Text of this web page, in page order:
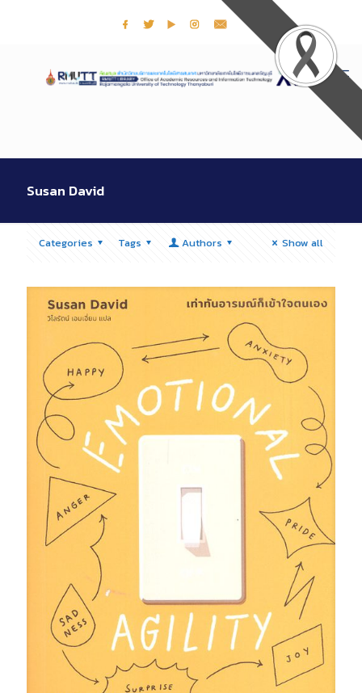
Susan David
Categories Tags Authors Show all